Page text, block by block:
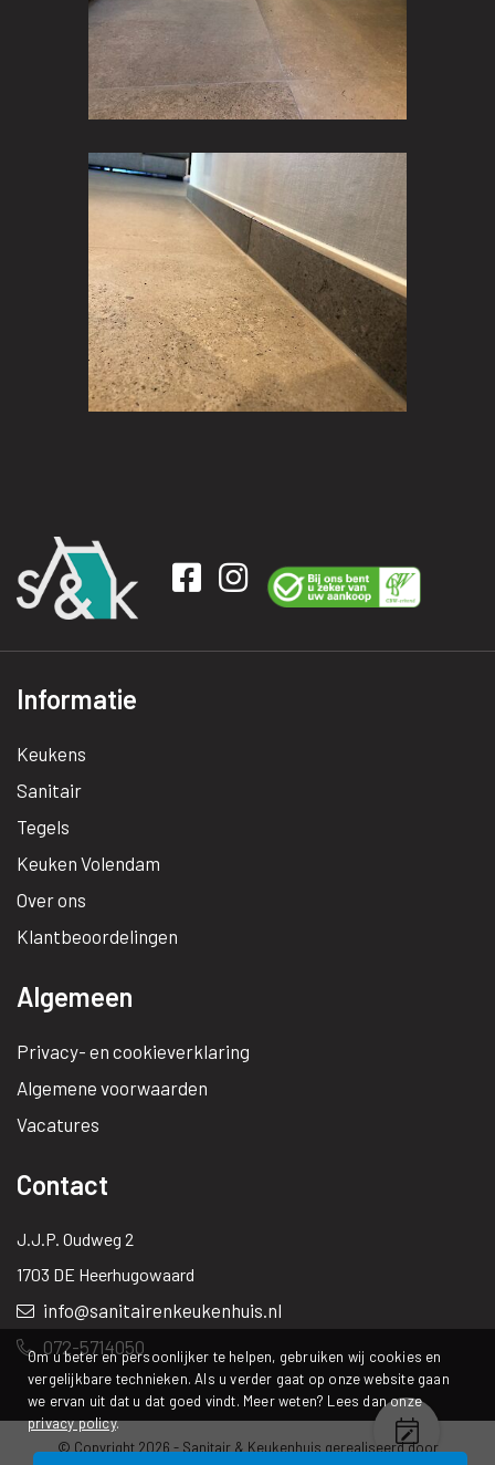
Informatie
Keukens
Sanitair
Tegels
Keuken Volendam
Over ons
Klantbeoordelingen
Algemeen
Privacy- en cookieverklaring
Algemene voorwaarden
Vacatures
Contact
J.J.P. Oudweg 2
1703 DE Heerhugowaard
info@sanitairenkeukenhuis.nl
072-5714050
© Copyright 2026 - Sanitair & Keukenhuis gerealiseerd door
Om u beter en persoonlijker te helpen, gebruiken wij cookies en
vergelijkbare technieken. Als u verder gaat op onze website gaan
we ervan uit dat u dat goed vindt. Meer weten? Lees dan onze
privacy policy.